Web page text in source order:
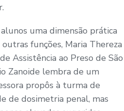
uma dimensão prática
funções, Maria Thereza
Assistência ao Preso de São
Zanoide lembra de um
propôs à turma de
de dosimetria penal, mas